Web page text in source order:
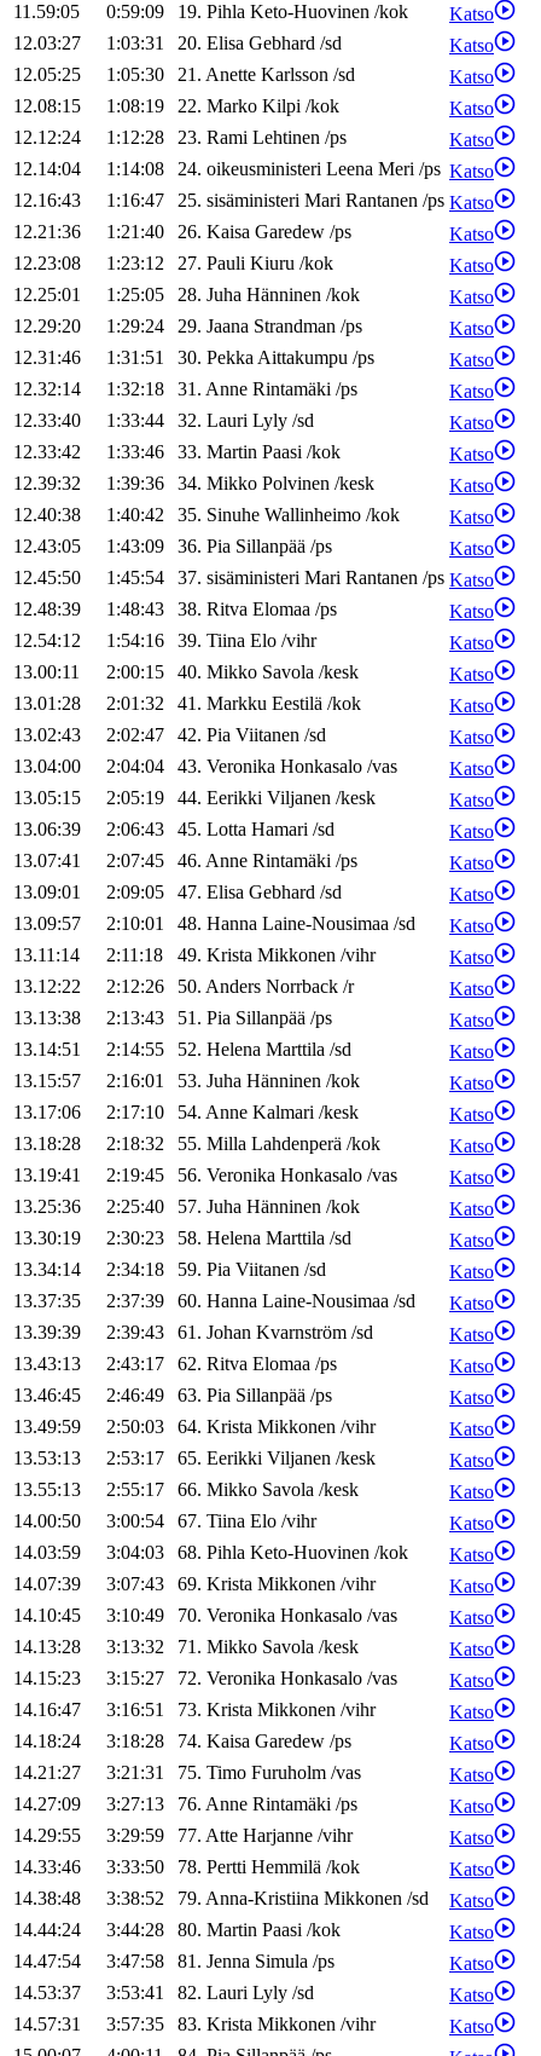
11.59:05
0:59:09 19. Pihla Keto-Huovinen /kok
Katso
12.03:27
1:03:31 20. Elisa Gebhard /sd
Katso
12.05:25
1:05:30 21. Anette Karlsson /sd
Katso
12.08:15
1:08:19 22. Marko Kilpi /kok
Katso
12.12:24
1:12:28 23. Rami Lehtinen /ps
Katso
12.14:04
1:14:08 24. oikeusministeri Leena Meri /ps Katso
12.16:43
1:16:47 25. sisäministeri Mari Rantanen /ps Katso
12.21:36
1:21:40 26. Kaisa Garedew /ps
Katso
12.23:08
1:23:12 27. Pauli Kiuru /kok
Katso
12.25:01
1:25:05 28. Juha Hänninen /kok
Katso
12.29:20
1:29:24 29. Jaana Strandman /ps
Katso
12.31:46
1:31:51 30. PekkaAittakumpu /ps
Katso
12.32:14
1:32:18 31. Anne Rintamäki /ps
Katso
12.33:40
1:33:44 32. Lauri Lyly /sd
Katso
12.33:42
1:33:46 33. Martin Paasi /kok
Katso
12.39:32
1:39:36 34. Mikko Polvinen /kesk
Katso
12.40:38
1:40:42 35. Sinuhe Wallinheimo /kok
Katso
12.43:05
1:43:09 36. Pia Sillanpää /ps
Katso
12.45:50
1:45:54 37. sisäministeri Mari Rantanen /ps Katso
12.48:39
1:48:43 38. Ritva Elomaa /ps
Katso
12.54:12
1:54:16 39. Tiina Elo /vihr
Katso
13.00:11
2:00:15 40. Mikko Savola /kesk
Katso
13.01:28
2:01:32 41. Markku Eestilä /kok
Katso
13.02:43
2:02:47 42. Pia Viitanen /sd
Katso
13.04:00
2:04:04 43. Veronika Honkasalo /vas
Katso
13.05:15
2:05:19 44. Eerikki Viljanen /kesk
Katso
13.06:39
2:06:43 45. Lotta Hamari /sd
Katso
13.07:41
2:07:45 46. Anne Rintamäki /ps
Katso
13.09:01
2:09:05 47. Elisa Gebhard /sd
Katso
13.09:57
2:10:01 48. Hanna Laine-Nousimaa /sd
Katso
13.11:14
2:11:18 49. Krista Mikkonen /vihr
Katso
13.12:22
2:12:26 50. Anders Norrback /r
Katso
13.13:38
2:13:43 51. Pia Sillanpää /ps
Katso
13.14:51
2:14:55 52. Helena Marttila /sd
Katso
13.15:57
2:16:01 53. Juha Hänninen /kok
Katso
13.17:06
2:17:10 54. Anne Kalmari /kesk
Katso
13.18:28
2:18:32 55. Milla Lahdenperä /kok
Katso
13.19:41
2:19:45 56. Veronika Honkasalo /vas
Katso
13.25:36
2:25:40 57. Juha Hänninen /kok
Katso
13.30:19
2:30:23 58. Helena Marttila /sd
Katso
13.34:14
2:34:18 59. Pia Viitanen /sd
Katso
13.37:35
2:37:39 60. Hanna Laine-Nousimaa /sd
Katso
13.39:39
2:39:43 61. Johan Kvarnström /sd
Katso
13.43:13
2:43:17 62. Ritva Elomaa /ps
Katso
13.46:45
2:46:49 63. Pia Sillanpää /ps
Katso
13.49:59
2:50:03 64. Krista Mikkonen /vihr
Katso
13.53:13
2:53:17 65. Eerikki Viljanen /kesk
Katso
13.55:13
2:55:17 66. Mikko Savola /kesk
Katso
14.00:50
3:00:54 67. Tiina Elo /vihr
Katso
14.03:59
3:04:03 68. Pihla Keto-Huovinen /kok
Katso
14.07:39
3:07:43 69. Krista Mikkonen /vihr
Katso
14.10:45
3:10:49 70. Veronika Honkasalo /vas
Katso
14.13:28
3:13:32 71. Mikko Savola /kesk
Katso
14.15:23
3:15:27 72. Veronika Honkasalo /vas
Katso
14.16:47
3:16:51 73. Krista Mikkonen /vihr
Katso
14.18:24
3:18:28 74. Kaisa Garedew /ps
Katso
14.21:27
3:21:31 75. Timo Furuholm /vas
Katso
14.27:09
3:27:13 76. Anne Rintamäki /ps
Katso
14.29:55
3:29:59 77. Atte Harjanne /vihr
Katso
14.33:46
3:33:50 78. Pertti Hemmilä /kok
Katso
14.38:48
3:38:52 79. Anna-Kristiina Mikkonen /sd
Katso
14.44:24
3:44:28 80. Martin Paasi /kok
Katso
14.47:54
3:47:58 81. Jenna Simula /ps
Katso
14.53:37
3:53:41 82. Lauri Lyly /sd
Katso
14.57:31
3:57:35 83. Krista Mikkonen /vihr
Katso